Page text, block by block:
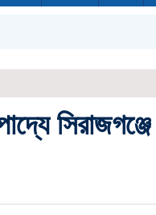
সিরাজগঞ্জে